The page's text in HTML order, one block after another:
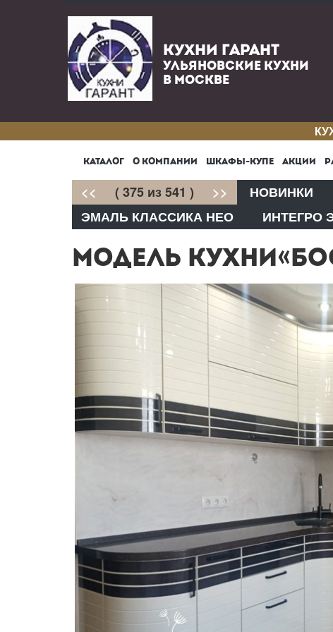
КУХНИ ГАРАНТ
УЛЬЯНОВСКИЕ КУХНИ
В МОСКВЕ
КАТАЛОГ О КОМПАНИИ ШКАФЫ-КУПЕ АКЦИИ
<< ( 375 из 541 ) >> НОВИНКИ
ЭМАЛЬ КЛАССИКА НЕО
ИНТЕГРО
МОДЕЛЬ